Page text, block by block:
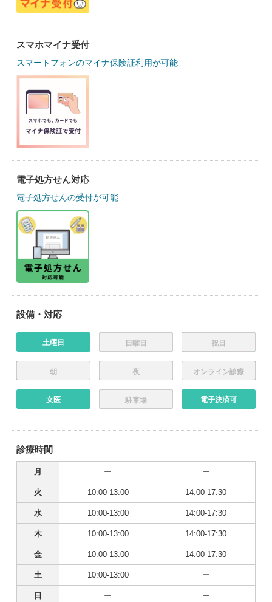
スマホマイナ受付
スマートフォンのマイナ保険証利用が可能
電子処方せん対応
電子処方せんの受付が可能
設備・対応
土曜日 日曜日 祝日
朝 夜 オンライン診療
女医 駐車場 電子決済可
診療時間
月 ー ー
火 10:00-13:00 14:00-17:30
水 10:00-13:00 14:00-17:30
木 10:00-13:00 14:00-17:30
金 10:00-13:00 14:00-17:30
土 10:00-13:00 ー
日 ー ー